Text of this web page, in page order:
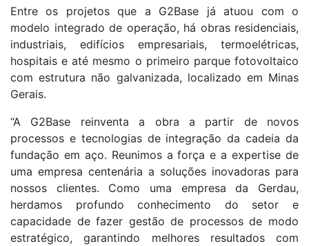
Entre os projetos que a G2Base já atuou com o
modelo integrado de operação, há obras residenciais,
industriais, edifícios empresariais, termoelétricas,
hospitais e até mesmo o primeiro parque fotovoltaico
com estrutura não galvanizada, localizado em Minas
Gerais.
“A G2Base reinventa a obra a partir de novos
processos e tecnologias de integração da cadeia da
fundação em aço. Reunimos a força e a expertise de
uma empresa centenária a soluções inovadoras para
nossos clientes. Como uma empresa da Gerdau,
herdamos profundo conhecimento do setor e
capacidade de fazer gestão de processos de modo
estratégico, garantindo melhores resultados com